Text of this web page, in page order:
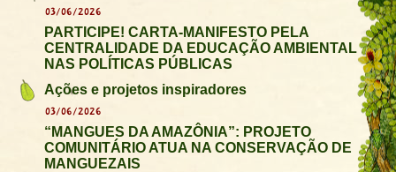
03/06/2026
PARTICIPE! CARTA-MANIFESTO PELA
CENTRALIDADE DA EDUCAÇÃO AMBIENTAL
NAS POLÍTICAS PÚBLICAS
Ações e projetos inspiradores
03/06/2026
“MANGUES DA AMAZÔNIA”: PROJETO
COMUNITÁRIO ATUA NA CONSERVAÇÃO DE
MANGUEZAIS